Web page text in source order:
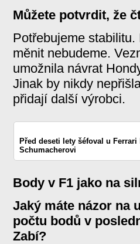
Můžete potvrdit, že
Potřebujeme
měnit nebudeme.
umožnila návrat
Jinak by nikdy
přidají další výrobci.
Před deseti lety šéfoval u Ferrari
Schumacherovi
Body v F1 jako na
Jaký máte názor na
počtu bodů v
Zabí?